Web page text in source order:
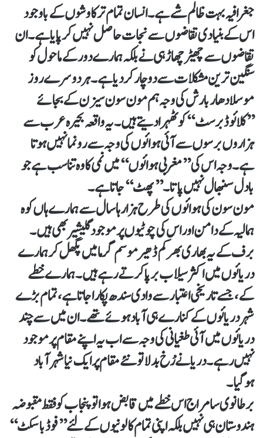
جغرافیہ بہت ظالم شے ہے۔انسان تمام تر کاوشوں کے باوجود
اس کے بنیادی تقاضوں سے نجات حاصل نہیں کرپایا ہے۔ ان
تقاضوں سے چھیڑچھاڑ ہی نے بلکہ ہمارے دور کے ماحول کو
سنگین ترین مشکلات سے دو چار کردیا ہے۔ ہر دوسرے روز
موسلادھار بارش کی وجہ ہم مون سون سیزن کے بجائے
’’کلائوڈبرسٹ‘‘ کو ٹھہرادیتے ہیں۔ یہ واقعہ بحیرہ عرب سے
ہزاروں برسوں سے آئی ہوائوں کی وجہ سے رونما نہیں ہوتا
ہے۔ وجہ اس کی ’’مغربی ہوائوں‘‘ میں نمی کا وہ تناسب ہے جو
بادل سنبھال نہیں پاتا۔ ’’پھٹ‘‘ جاتا ہے۔
مون سون کی ہوائوں کی طرح ہزار ہا سال سے ہمارے ہاں کوہ
ہمالیہ کے دامن اور اس کی چوٹیوں پر موجود گلیشیر بھی ہیں۔
برف کے یہ بھاری بھر کم ڈھیر موسم گرما میں پگھل کر ہمارے
دریائوں میں اکثر سیلاب برپا کرتے رہے ہیں۔ ہمارے خطے
کے، جسے تاریخی اعتبارسے وادی سندھ پکارا جاتا ہے، تمام بڑے
شہر دریائوں کے کنارے ہی آباد ہوئے تھے۔ ان میں سے چند
دریائوں میں آئی طغیانی کی وجہ سے اب یہ اپنے مقام پر موجود
نہیں رہے۔ دریا نے رْخ بدلا تو نئے مقام پر ایک نیا شہر آباد
ہوگیا۔
برطانوی سامراج اس خطے میں قابض ہوا تو پنجاب کو فقط مقبوضہ
ہندوستان ہی نہیں بلکہ اپنی تمام کالونیوں کے لئے ’’فوڈباسکٹ‘‘